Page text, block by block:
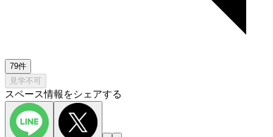
79件
見学不可
スペース情報をシェアする